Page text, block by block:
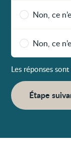
Non, ce
Non, ce
Les réponses
Étape